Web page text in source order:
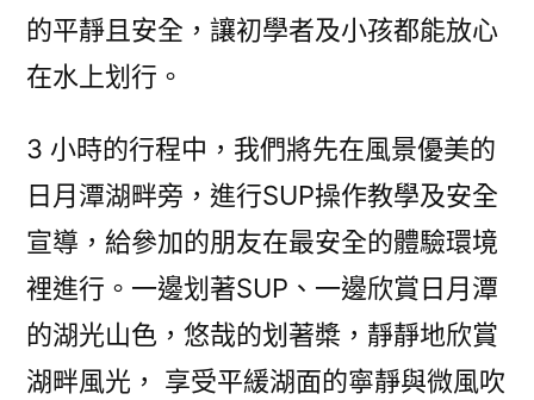
的平靜且安全，讓初學者及小孩都能放心
在水上划行。
3 小時的行程中，我們將先在風景優美的
日月潭湖畔旁，進行SUP操作教學及安全
宣導，給參加的朋友在最安全的體驗環境
裡進行。一邊划著SUP、一邊欣賞日月潭
的湖光山色，悠哉的划著槳，靜靜地欣賞
湖畔風光， 享受平緩湖面的寧靜與微風吹